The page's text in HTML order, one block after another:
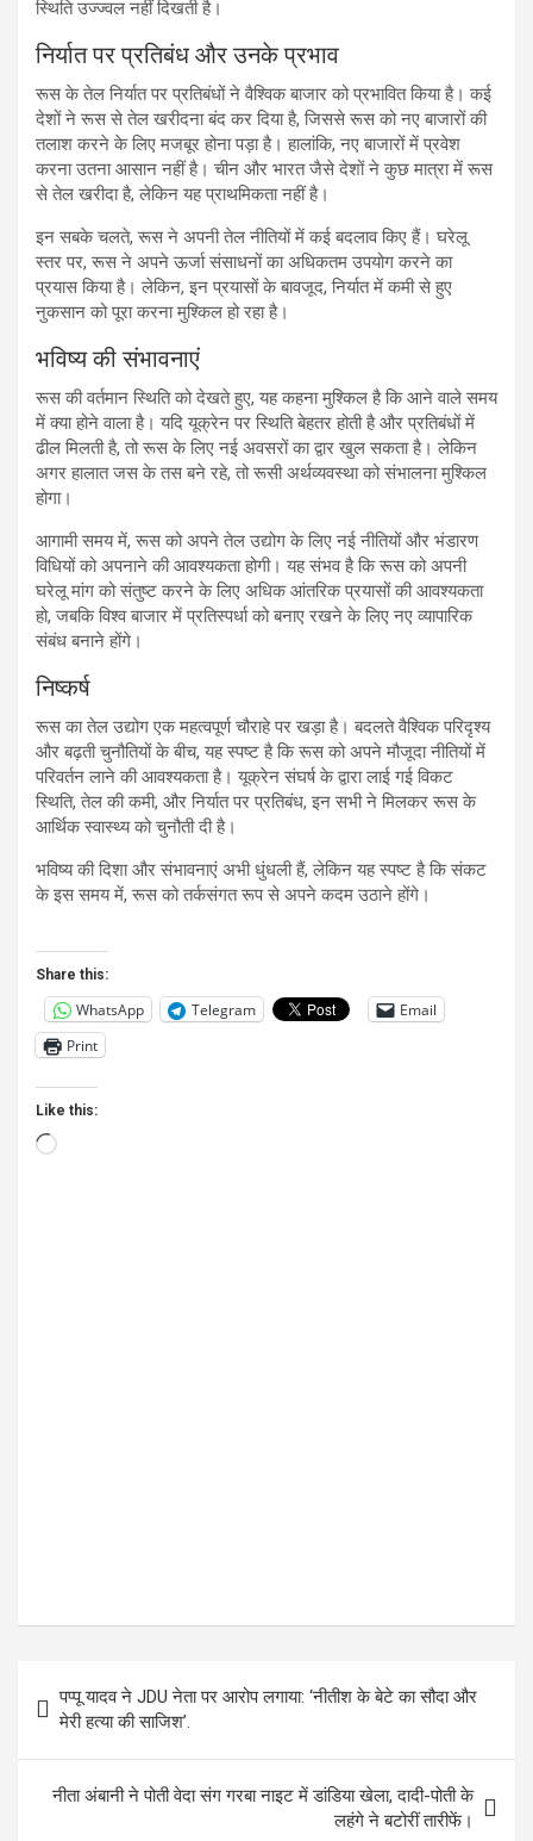
स्थिति उज्ज्वल नहीं दिखती है।
निर्यात पर प्रतिबंध और उनके प्रभाव
रूस के तेल निर्यात पर प्रतिबंधों ने वैश्विक बाजार को प्रभावित किया है। कई
देशों ने रूस से तेल खरीदना बंद कर दिया है, जिससे रूस को नए बाजारों की
तलाश करने के लिए मजबूर होना पड़ा है। हालांकि, नए बाजारों में प्रवेश
करना उतना आसान नहीं है। चीन और भारत जैसे देशों ने कुछ मात्रा में रूस
से तेल खरीदा है, लेकिन यह प्राथमिकता नहीं है।
इन सबके चलते, रूस ने अपनी तेल नीतियों में कई बदलाव किए हैं। घरेलू
स्तर पर, रूस ने अपने ऊर्जा संसाधनों का अधिकतम उपयोग करने का
प्रयास किया है। लेकिन, इन प्रयासों के बावजूद, निर्यात में कमी से हुए
नुकसान को पूरा करना मुश्किल हो रहा है।
भविष्य की संभावनाएं
रूस की वर्तमान स्थिति को देखते हुए, यह कहना मुश्किल है कि आने वाले समय
में क्या होने वाला है। यदि यूक्रेन पर स्थिति बेहतर होती है और प्रतिबंधों में
ढील मिलती है, तो रूस के लिए नई अवसरों का द्वार खुल सकता है। लेकिन
अगर हालात जस के तस बने रहे, तो रूसी अर्थव्यवस्था को संभालना मुश्किल
होगा।
आगामी समय में, रूस को अपने तेल उद्योग के लिए नई नीतियों और भंडारण
विधियों को अपनाने की आवश्यकता होगी। यह संभव है कि रूस को अपनी
घरेलू मांग को संतुष्ट करने के लिए अधिक आंतरिक प्रयासों की आवश्यकता
हो, जबकि विश्व बाजार में प्रतिस्पर्धा को बनाए रखने के लिए नए व्यापारिक
संबंध बनाने होंगे।
निष्कर्ष
रूस का तेल उद्योग एक महत्वपूर्ण चौराहे पर खड़ा है। बदलते वैश्विक परिदृश्य
और बढ़ती चुनौतियों के बीच, यह स्पष्ट है कि रूस को अपने मौजूदा नीतियों में
परिवर्तन लाने की आवश्यकता है। यूक्रेन संघर्ष के द्वारा लाई गई विकट
स्थिति, तेल की कमी, और निर्यात पर प्रतिबंध, इन सभी ने मिलकर रूस के
आर्थिक स्वास्थ्य को चुनौती दी है।
भविष्य की दिशा और संभावनाएं अभी धुंधली हैं, लेकिन यह स्पष्ट है कि संकट
के इस समय में, रूस को तर्कसंगत रूप से अपने कदम उठाने होंगे।
Share this:
WhatsApp Telegram
Email
Print
Like this:
Loading…
navigation
पप्पू यादव ने JDU नेता पर आरोप लगाया: ‘नीतीश के बेटे का सौदा और
मेरी हत्या की साजिश’.
नीता अंबानी ने पोती वेदा संग गरबा नाइट में डांडिया खेला, दादी-पोती के
लहंगे ने बटोरीं तारीफें।